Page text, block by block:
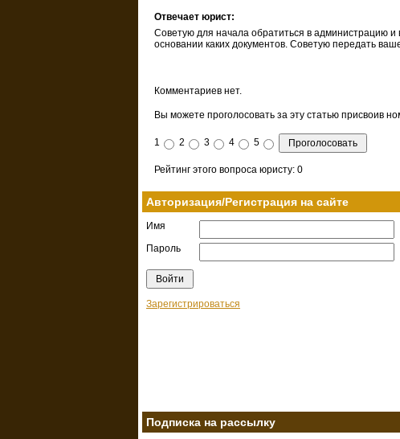
Отвечает юрист:
Советую для начала обратиться в администрацию и
основании каких документов. Советую передать
Комментариев нет.
Вы можете проголосовать за эту статью присвоив
1 2 3 4 5
Рейтинг этого вопроса юристу: 0
Авторизация/Регистрация на сайте
Имя
Пароль
Зарегистрироваться
Подписка на рассылку